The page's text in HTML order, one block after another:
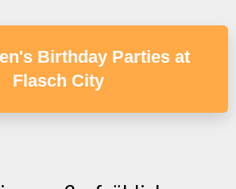
Birthday Parties at
Flasch City